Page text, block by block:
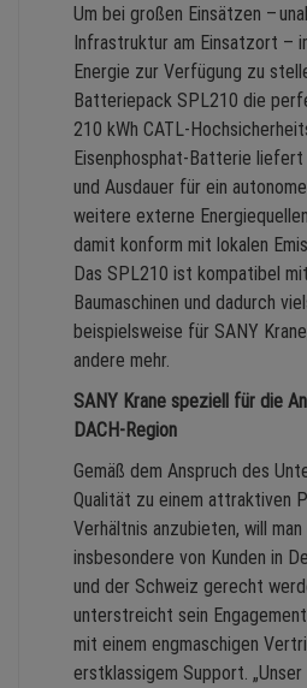
Um bei großen Einsätzen –
Infrastruktur am Einsatzort –
Energie zur Verfügung zu
Batteriepack SPL210 die
210 kWh CATL-
Eisenphosphat-Batterie
und Ausdauer für ein
weitere externe
damit konform mit lokalen
Das SPL210 ist kompatibel
Baumaschinen und dadurch
beispielsweise für SANY
andere mehr.
SANY Krane speziell für die
DACH-Region
Gemäß dem Anspruch des
Qualität zu einem attraktiven
Verhältnis anzubieten, will
insbesondere von Kunden in
und der Schweiz gerecht
unterstreicht sein
mit einem engmaschigen
erstklassigem Support.